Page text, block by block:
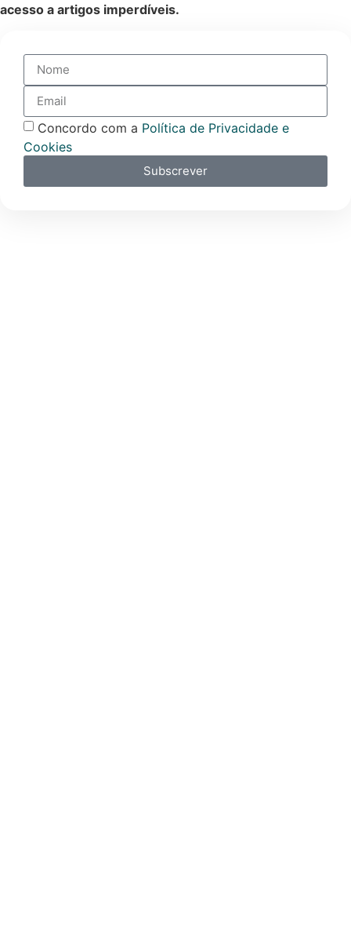
acesso a artigos imperdíveis.
Concordo com a Política de Privacidade e
Cookies
Subscrever